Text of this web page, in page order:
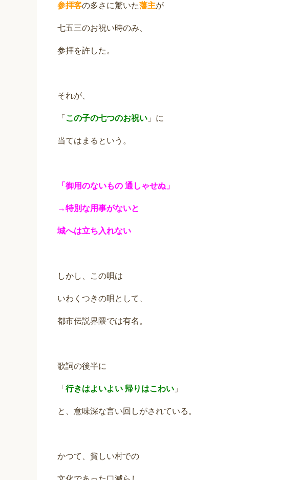
参拝客の多さに驚いた藩主が
七五三のお祝い時のみ、
参拝を許した。
それが、
「 この子の七つのお祝い 」に
当てはまるという。
「御用のないもの 通しゃせぬ」
→特別な用事がないと
城へは立ち入れない
しかし、この唄は
いわくつきの唄として、
都市伝説界隈では有名。
歌詞の後半に
「 行きはよいよい 帰りはこわい 」
と、意味深な言い回しがされている。
かつて、貧しい村での